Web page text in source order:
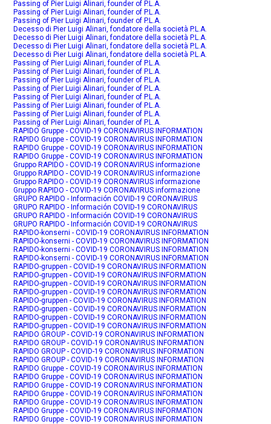
Passing of Pier Luigi Alinari, founder of P.L.A.
Passing of Pier Luigi Alinari, founder of P.L.A.
Passing of Pier Luigi Alinari, founder of P.L.A.
Decesso di Pier Luigi Alinari, fondatore della società P.L.A.
Decesso di Pier Luigi Alinari, fondatore della società P.L.A.
Decesso di Pier Luigi Alinari, fondatore della società P.L.A.
Decesso di Pier Luigi Alinari, fondatore della società P.L.A.
Passing of Pier Luigi Alinari, founder of P.L.A.
Passing of Pier Luigi Alinari, founder of P.L.A.
Passing of Pier Luigi Alinari, founder of P.L.A.
Passing of Pier Luigi Alinari, founder of P.L.A.
Passing of Pier Luigi Alinari, founder of P.L.A.
Passing of Pier Luigi Alinari, founder of P.L.A.
Passing of Pier Luigi Alinari, founder of P.L.A.
Passing of Pier Luigi Alinari, founder of P.L.A.
RAPIDO Gruppe - COVID-19 CORONAVIRUS INFORMATION
RAPIDO Gruppe - COVID-19 CORONAVIRUS INFORMATION
RAPIDO Gruppe - COVID-19 CORONAVIRUS INFORMATION
RAPIDO Gruppe - COVID-19 CORONAVIRUS INFORMATION
Gruppo RAPIDO - COVID-19 CORONAVIRUS informazione
Gruppo RAPIDO - COVID-19 CORONAVIRUS informazione
Gruppo RAPIDO - COVID-19 CORONAVIRUS informazione
Gruppo RAPIDO - COVID-19 CORONAVIRUS informazione
GRUPO RAPIDO - Información COVID-19 CORONAVIRUS
GRUPO RAPIDO - Información COVID-19 CORONAVIRUS
GRUPO RAPIDO - Información COVID-19 CORONAVIRUS
GRUPO RAPIDO - Información COVID-19 CORONAVIRUS
RAPIDO-konserni - COVID-19 CORONAVIRUS INFORMATION
RAPIDO-konserni - COVID-19 CORONAVIRUS INFORMATION
RAPIDO-konserni - COVID-19 CORONAVIRUS INFORMATION
RAPIDO-konserni - COVID-19 CORONAVIRUS INFORMATION
RAPIDO-gruppen - COVID-19 CORONAVIRUS INFORMATION
RAPIDO-gruppen - COVID-19 CORONAVIRUS INFORMATION
RAPIDO-gruppen - COVID-19 CORONAVIRUS INFORMATION
RAPIDO-gruppen - COVID-19 CORONAVIRUS INFORMATION
RAPIDO-gruppen - COVID-19 CORONAVIRUS INFORMATION
RAPIDO-gruppen - COVID-19 CORONAVIRUS INFORMATION
RAPIDO-gruppen - COVID-19 CORONAVIRUS INFORMATION
RAPIDO-gruppen - COVID-19 CORONAVIRUS INFORMATION
RAPIDO GROUP - COVID-19 CORONAVIRUS INFORMATION
RAPIDO GROUP - COVID-19 CORONAVIRUS INFORMATION
RAPIDO GROUP - COVID-19 CORONAVIRUS INFORMATION
RAPIDO GROUP - COVID-19 CORONAVIRUS INFORMATION
RAPIDO Gruppe - COVID-19 CORONAVIRUS INFORMATION
RAPIDO Gruppe - COVID-19 CORONAVIRUS INFORMATION
RAPIDO Gruppe - COVID-19 CORONAVIRUS INFORMATION
RAPIDO Gruppe - COVID-19 CORONAVIRUS INFORMATION
RAPIDO Gruppe - COVID-19 CORONAVIRUS INFORMATION
RAPIDO Gruppe - COVID-19 CORONAVIRUS INFORMATION
RAPIDO Gruppe - COVID-19 CORONAVIRUS INFORMATION